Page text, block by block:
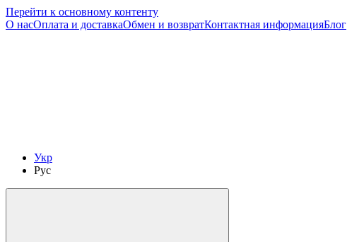
Перейти к основному контенту
О насОплата и доставкаОбмен и возвратКонтактная информацияБлог
Укр
Рус